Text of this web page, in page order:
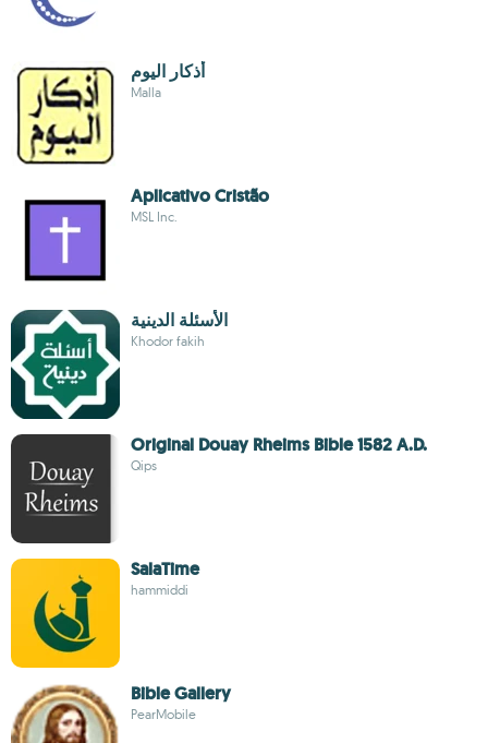
أذكار اليوم
Malla
Aplicativo Cristão
MSL Inc.
الأسئلة ‏الدينية
Khodor fakih
Original Douay Rheims Bible 1582 A.D.
Qips
SalaTime
hammiddi
Bible Gallery
PearMobile